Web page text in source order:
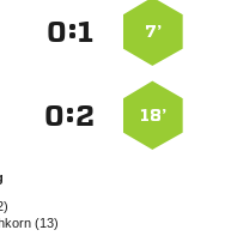
7’
:
18’
:
